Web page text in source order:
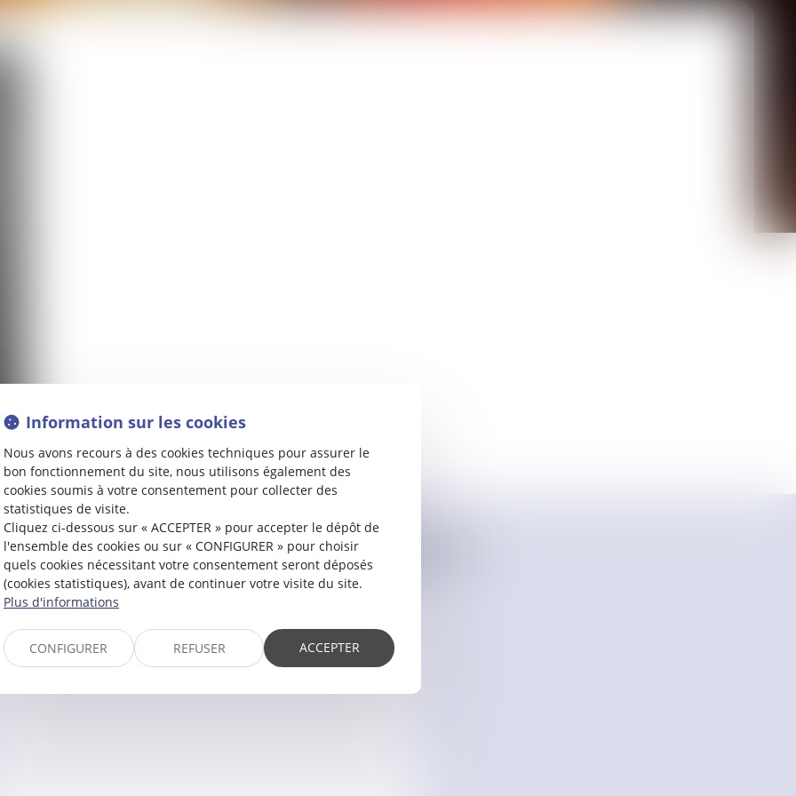
LaurèneDE LAPLAGNOLLE
Information sur les cookies
Nous avons recours à des cookies techniques pour assurer le
bon fonctionnement du site, nous utilisons également des
cookies soumis à votre consentement pour collecter des
statistiques de visite.
Cliquez ci-dessous sur « ACCEPTER » pour accepter le dépôt de
l'ensemble des cookies ou sur « CONFIGURER » pour choisir
quels cookies nécessitant votre consentement seront déposés
(cookies statistiques), avant de continuer votre visite du site.
Plus d'informations
CONFIGURER REFUSER ACCEPTER